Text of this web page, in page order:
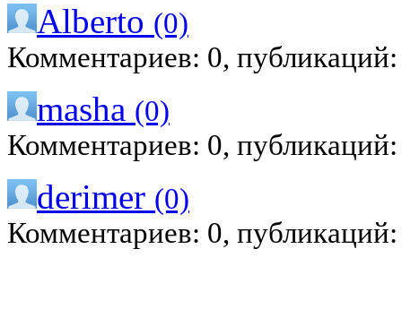
Alberto (0)
Комментариев: 0,
masha (0)
Комментариев: 0,
derimer (0)
Комментариев: 0,